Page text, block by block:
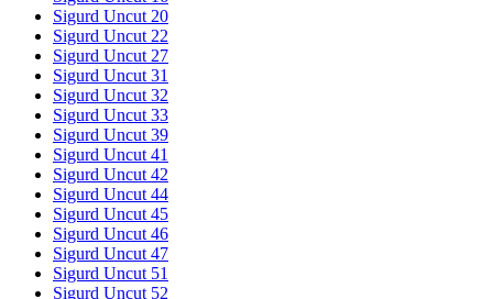
Sigurd Uncut 20
Sigurd Uncut 22
Sigurd Uncut 27
Sigurd Uncut 31
Sigurd Uncut 32
Sigurd Uncut 33
Sigurd Uncut 39
Sigurd Uncut 41
Sigurd Uncut 42
Sigurd Uncut 44
Sigurd Uncut 45
Sigurd Uncut 46
Sigurd Uncut 47
Sigurd Uncut 51
Sigurd Uncut 52